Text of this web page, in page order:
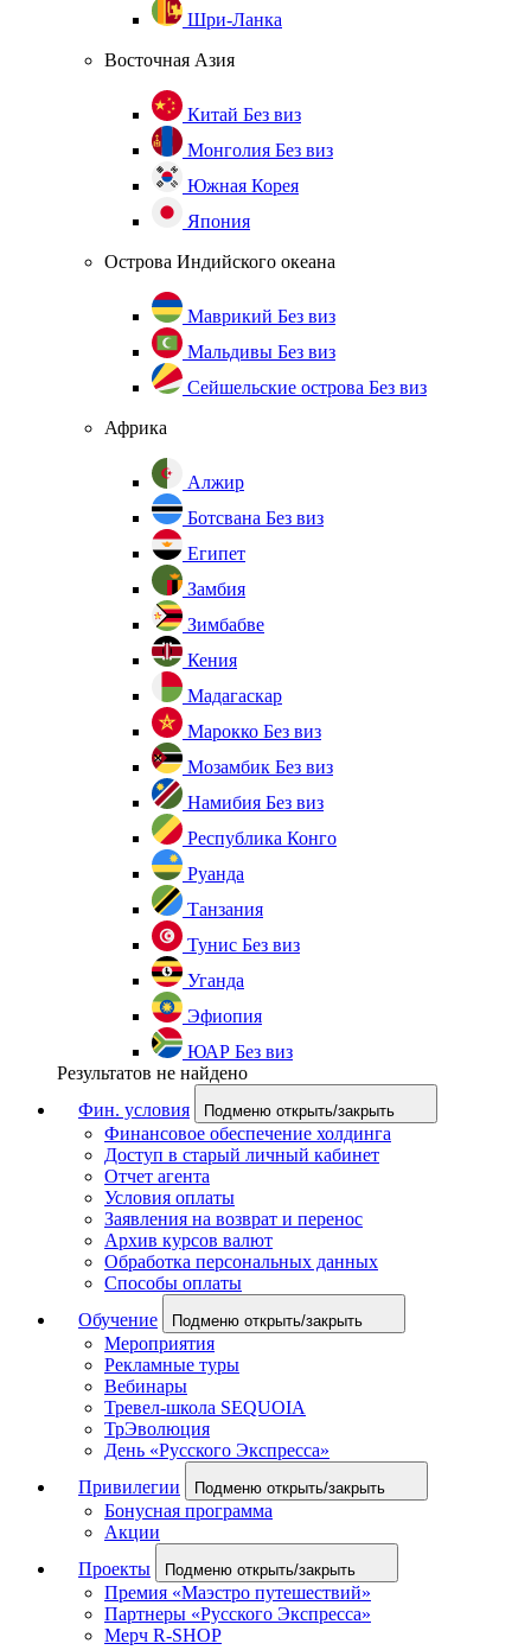
Шри-Ланка
Восточная Азия
Китай Без виз
Монголия Без виз
Южная Корея
Япония
Острова Индийского океана
Маврикий Без виз
Мальдивы Без виз
Сейшельские острова Без виз
Африка
Алжир
Ботсвана Без виз
Египет
Замбия
Зимбабве
Кения
Мадагаскар
Марокко Без виз
Мозамбик Без виз
Намибия Без виз
Республика Конго
Руанда
Танзания
Тунис Без виз
Уганда
Эфиопия
ЮАР Без виз
Результатов не найдено
Фин. условия
Подменю открыть/закрыть
Финансовое обеспечение холдинга
Доступ в старый личный кабинет
Отчет агента
Условия оплаты
Заявления на возврат и перенос
Архив курсов валют
Обработка персональных данных
Способы оплаты
Обучение
Подменю открыть/закрыть
Мероприятия
Рекламные туры
Вебинары
Тревел-школа SEQUOIA
ТрЭволюция
День «Русского Экспресса»
Привилегии
Подменю открыть/закрыть
Бонусная программа
Акции
Проекты
Подменю открыть/закрыть
Премия «Маэстро путешествий»
Партнеры «Русского Экспресса»
Мерч R-SHOP